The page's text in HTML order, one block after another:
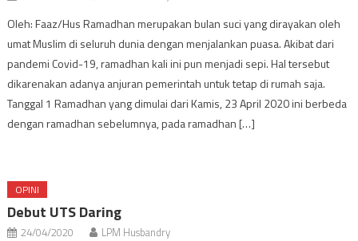
Oleh: Faaz/Hus Ramadhan merupakan bulan suci yang dirayakan oleh
umat Muslim di seluruh dunia dengan menjalankan puasa. Akibat dari
pandemi Covid-19, ramadhan kali ini pun menjadi sepi. Hal tersebut
dikarenakan adanya anjuran pemerintah untuk tetap di rumah saja.
Tanggal 1 Ramadhan yang dimulai dari Kamis, 23 April 2020 ini berbeda
dengan ramadhan sebelumnya, pada ramadhan […]
OPINI
Debut UTS Daring
24/04/2020 LPM Husbandry